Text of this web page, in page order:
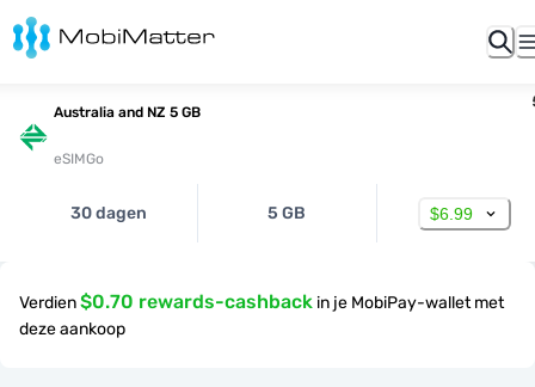
Australia and NZ 5 GB
eSIMGo
30 dagen 5 GB $6.99
Verdien$0.70 rewards-cashback in je MobiPay-wallet met
deze aankoop